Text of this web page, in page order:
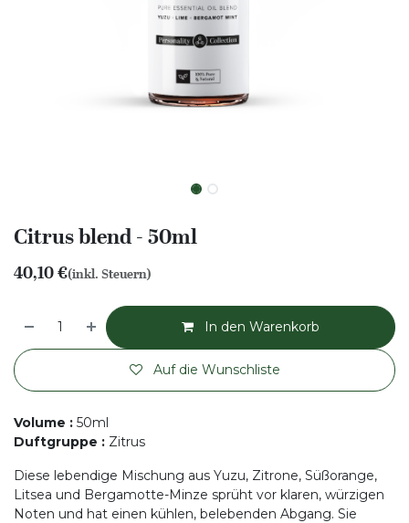
Citrus blend - 50ml
40,10€(inkl. Steuern)
In den Warenkorb
Auf die Wunschliste
Volume : 50ml
Duftgruppe : Zitrus
Diese lebendige Mischung aus Yuzu, Zitrone, Süßorange,
Litsea und Bergamotte-Minze sprüht vor klaren, würzigen
Noten und hat einen kühlen, belebenden Abgang. Sie